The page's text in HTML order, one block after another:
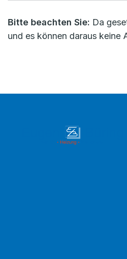
Bitte beachten Sie: Da
und es können daraus keine